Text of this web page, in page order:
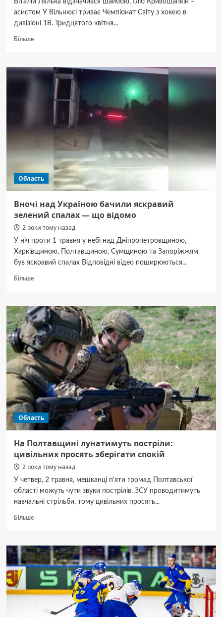
Віталій Лялька відзначився шайбою, Гліб Кривошапкін –
асистом У Вільнюсі триває Чемпіонат Світу з хокею в
дивізіоні 1B. Тридцятого квітня...
БільшеДокладніше
збірна
України
розгромила
«Кременчука»
(відео)
Область
Вночі над Україною бачили яскравий
зелений спалах — що відомо
2 роки тому назад
У ніч проти 1 травня у небі над Дніпропетровщиною,
Харківщиною, Полтавщиною, Сумщиною та Запоріжжям
був яскравий спалах Відповідні відео поширюються...
БільшеДокладніше
над
Україною
бачили
яскравий
зелений
спалах
—
що
відомо
Область
На Полтавщині лунатимуть постріли:
цивільних просять зберігати спокій
2 роки тому назад
У четвер, 2 травня, мешканці п'яти громад Полтавської
області можуть чути звуки пострілів. ЗСУ проводитимуть
навчальні стрільби, тому цивільних просять...
БільшеДокладніше
Полтавщині
лунатимуть
постріли:
цивільних
просять
зберігати